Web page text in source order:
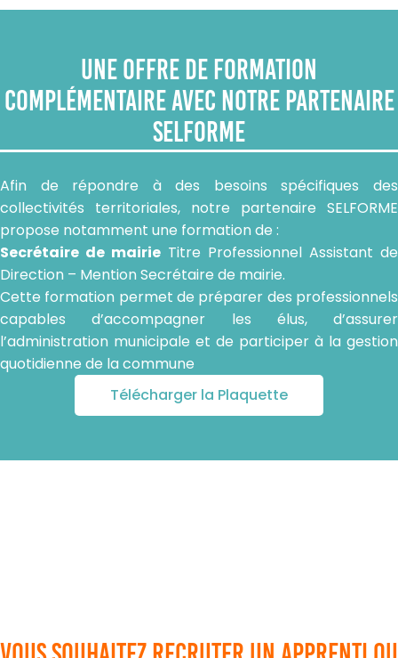
Une offre de formation
complémentaire avec notre partenaire
SELFORME
Afin de répondre à des besoins spécifiques des
collectivités territoriales, notre partenaire SELFORME
propose notamment une formation de :
Secrétaire de mairie Titre Professionnel Assistant de
Direction – Mention Secrétaire de mairie.
Cette formation permet de préparer des professionnels
capables d’accompagner les élus, d’assurer
l’administration municipale et de participer à la gestion
quotidienne de la commune
Télécharger la Plaquette